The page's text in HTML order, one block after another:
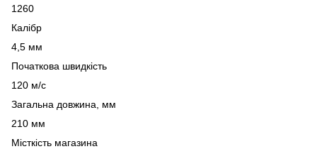
1260
Калібр
4,5 мм
Початкова швидкість
120 м/с
Загальна довжина, мм
210 мм
Місткість магазина